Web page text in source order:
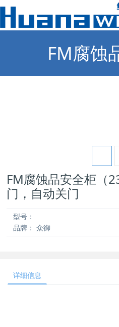
FM腐蚀
FM腐蚀品安全柜（
门，自动关门
型号：
品牌： 众御
详细信息